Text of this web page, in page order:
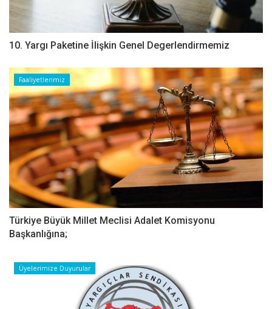
10. Yargı Paketine İlişkin Genel Degerlendirmemiz
Faaliyetlerimiz
Türkiye Büyük Millet Meclisi Adalet Komisyonu
Başkanlığına;
Üyelerimize Duyurular